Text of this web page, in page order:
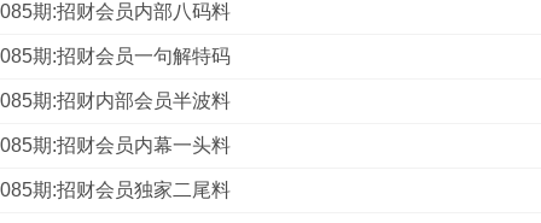
085期:招财会员内部八码料
085期:招财会员一句解特码
085期:招财内部会员半波料
085期:招财会员内幕一头料
085期:招财会员独家二尾料